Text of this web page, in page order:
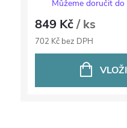
Můžeme doručit do
849 Kč/ ks
702 Kč bez DPH